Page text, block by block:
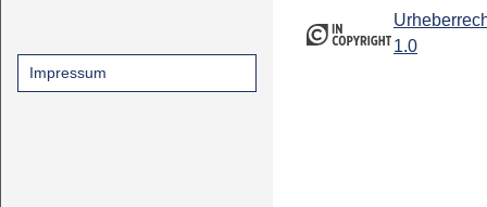
Impressum
1.0